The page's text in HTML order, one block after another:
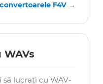
F4V →
lucrați cu WAV-